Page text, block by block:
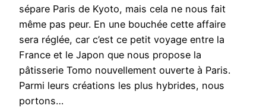
sépare Paris de Kyoto, mais cela ne nous fait
même pas peur. En une bouchée cette affaire
sera réglée, car c’est ce petit voyage entre la
France et le Japon que nous propose la
pâtisserie Tomo nouvellement ouverte à Paris.
Parmi leurs créations les plus hybrides, nous
portons…